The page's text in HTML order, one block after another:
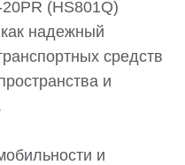
(HS801Q)
надежный
средств
и
и